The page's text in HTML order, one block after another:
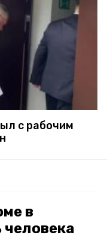
с рабочим
в
человека